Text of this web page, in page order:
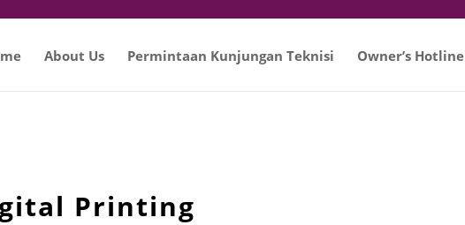
About Us Permintaan Kunjungan Teknisi Owner’s Hotline
Printing